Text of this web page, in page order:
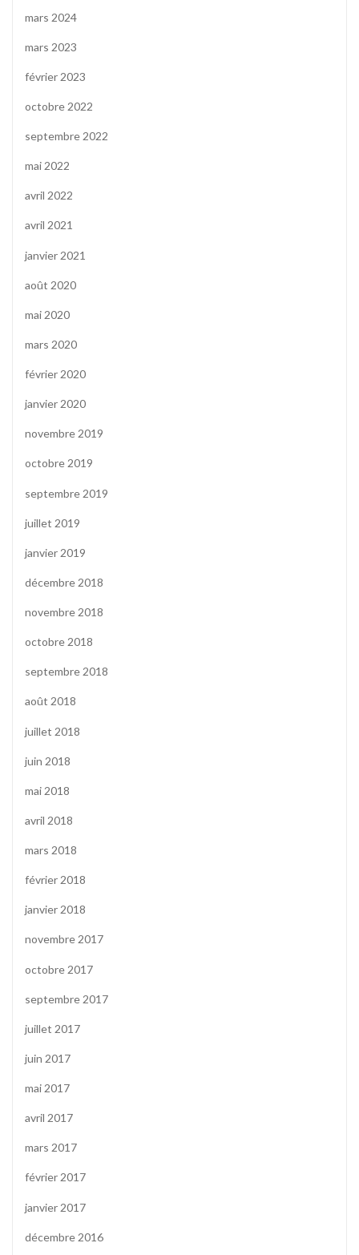
mars 2024
mars 2023
février 2023
octobre 2022
septembre 2022
mai 2022
avril 2022
avril 2021
janvier 2021
août 2020
mai 2020
mars 2020
février 2020
janvier 2020
novembre 2019
octobre 2019
septembre 2019
juillet 2019
janvier 2019
décembre 2018
novembre 2018
octobre 2018
septembre 2018
août 2018
juillet 2018
juin 2018
mai 2018
avril 2018
mars 2018
février 2018
janvier 2018
novembre 2017
octobre 2017
septembre 2017
juillet 2017
juin 2017
mai 2017
avril 2017
mars 2017
février 2017
janvier 2017
décembre 2016